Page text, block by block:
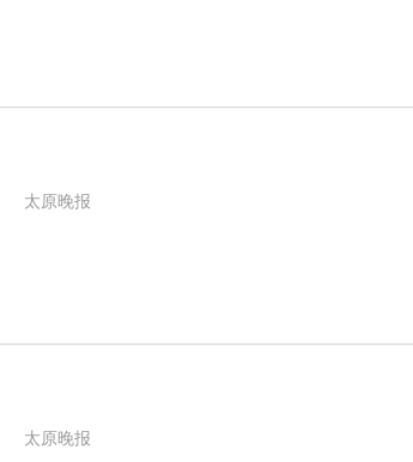
太原晚报
太原晚报